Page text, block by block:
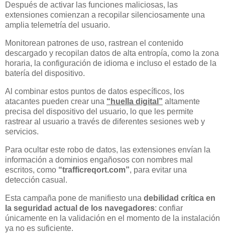
Después de activar las funciones maliciosas, las
extensiones comienzan a recopilar silenciosamente una
amplia telemetría del usuario.
Monitorean patrones de uso, rastrean el contenido
descargado y recopilan datos de alta entropía, como la zona
horaria, la configuración de idioma e incluso el estado de la
batería del dispositivo.
Al combinar estos puntos de datos específicos, los
atacantes pueden crear una “huella digital” altamente
precisa del dispositivo del usuario, lo que les permite
rastrear al usuario a través de diferentes sesiones web y
servicios.
Para ocultar este robo de datos, las extensiones envían la
información a dominios engañosos con nombres mal
escritos, como “trafficreqort.com”, para evitar una
detección casual.
Esta campaña pone de manifiesto una debilidad crítica en
la seguridad actual de los navegadores: confiar
únicamente en la validación en el momento de la instalación
ya no es suficiente.